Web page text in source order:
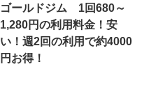
ゴールドジム 1回680～
1,280円の利用料金！安
い！週2回の利用で約4000
円お得！